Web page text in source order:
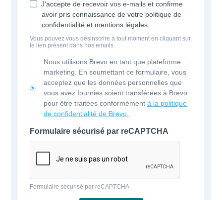
J'accepte de recevoir vos e-mails et confirme
avoir pris connaissance de votre politique de
confidentialité et mentions légales.
Vous pouvez vous désinscrire à tout moment en cliquant sur
le lien présent dans nos emails.
Nous utilisons Brevo en tant que plateforme
marketing. En soumettant ce formulaire, vous
acceptez que les données personnelles que
vous avez fournies soient transférées à Brevo
pour être traitées conformémentà la politique
de confidentialité de Brevo.
Formulaire sécurisé par reCAPTCHA
Formulaire sécurisé par reCAPTCHA